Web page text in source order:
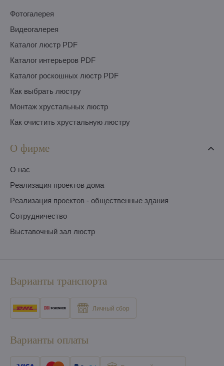
Фотогалерея
Видеогалерея
Каталог люстр PDF
Каталог интерьеров PDF
Каталог роскошных люстр PDF
Как выбрать люстру
Монтаж хрустальных люстр
Как очистить хрустальную люстру
О фирме
O нас
Pеализация проектов дома
Pеализация проектов - общественные здания
Сотрудничество
Выставочный зал люстр
Варианты транспорта
Личный сбор
Варианты оплаты